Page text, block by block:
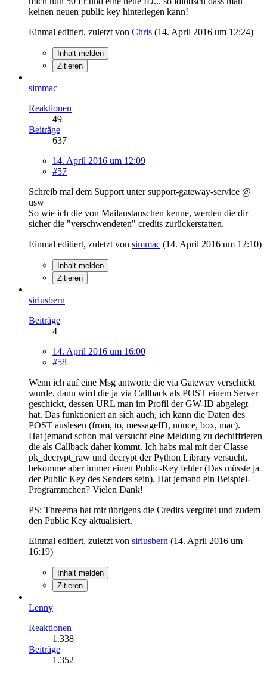
keinen neuen public key hinterlegen kann!
Einmal editiert, zuletzt von Chris (14. April 2016 um 12:24)
Inhalt melden
Zitieren
simmac
Reaktionen
49
Beiträge
637
14. April 2016 um 12:09
#57
Schreib mal dem Support unter support-gateway-service @
usw
So wie ich die von Mailaustauschen kenne, werden die dir
sicher die "verschwendeten" credits zurückerstatten.
Einmal editiert, zuletzt von simmac (14. April 2016 um 12:10)
Inhalt melden
Zitieren
siriusbern
Beiträge
4
14. April 2016 um 16:00
#58
Wenn ich auf eine Msg antworte die via Gateway verschickt
wurde, dann wird die ja via Callback als POST einem Server
geschickt, dessen URL man im Profil der GW-ID abgelegt
hat. Das funktioniert an sich auch, ich kann die Daten des
POST auslesen (from, to, messageID, nonce, box, mac).
Hat jemand schon mal versucht eine Meldung zu dechiffrieren
die als Callback daher kommt. Ich habs mal mit der Classe
pk_decrypt_raw und decrypt der Python Library versucht,
bekomme aber immer einen Public-Key fehler (Das müsste ja
der Public Key des Senders sein). Hat jemand ein Beispiel-
Progrämmchen? Vielen Dank!
PS: Threema hat mir übrigens die Credits vergütet und zudem
den Public Key aktualisiert.
Einmal editiert, zuletzt von siriusbern (14. April 2016 um
16:19)
Inhalt melden
Zitieren
Lenny
Reaktionen
1.338
Beiträge
1.352